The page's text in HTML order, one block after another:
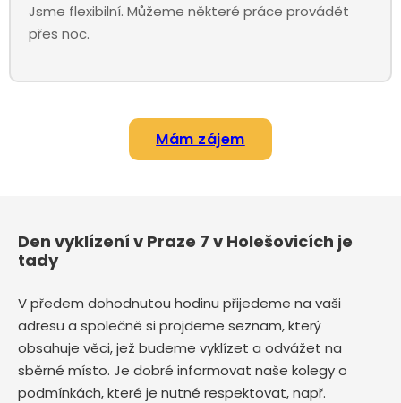
Jsme flexibilní. Můžeme některé práce provádět
přes noc.
Mám zájem
Den vyklízení v Praze 7 v Holešovicích je
tady
V předem dohodnutou hodinu přijedeme na vaši
adresu a společně si projdeme seznam, který
obsahuje věci, jež budeme vyklízet a odvážet na
sběrné místo. Je dobré informovat naše kolegy o
podmínkách, které je nutné respektovat, např.